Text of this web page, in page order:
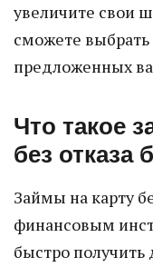
увеличите свои
сможете
предложенных
Что такое
без отказа
Займы на карту
финансовым
быстро получить